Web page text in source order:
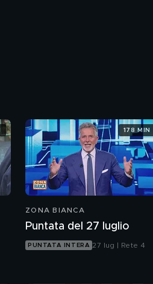
ZONA BIANCA
Puntata del 27 luglio
PUNTATA INTERA 27 lug | Rete 4
178 MIN